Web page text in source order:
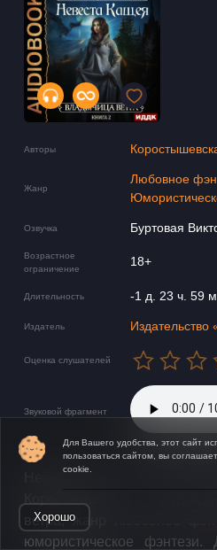
Авторы
Жанр
Любовное
Озвучка Буртовая
Возрастное
ограничение
18+
Длительность -1 д. 23 ч. 59
Издатель Издательство
Оценка слушателей
Звуковой фрагмент
ветра, жанр любовное
юмористическое
Для Вашего удобства, этот сайт
пользоваться сайтом, вы
cookie.
Хорошо